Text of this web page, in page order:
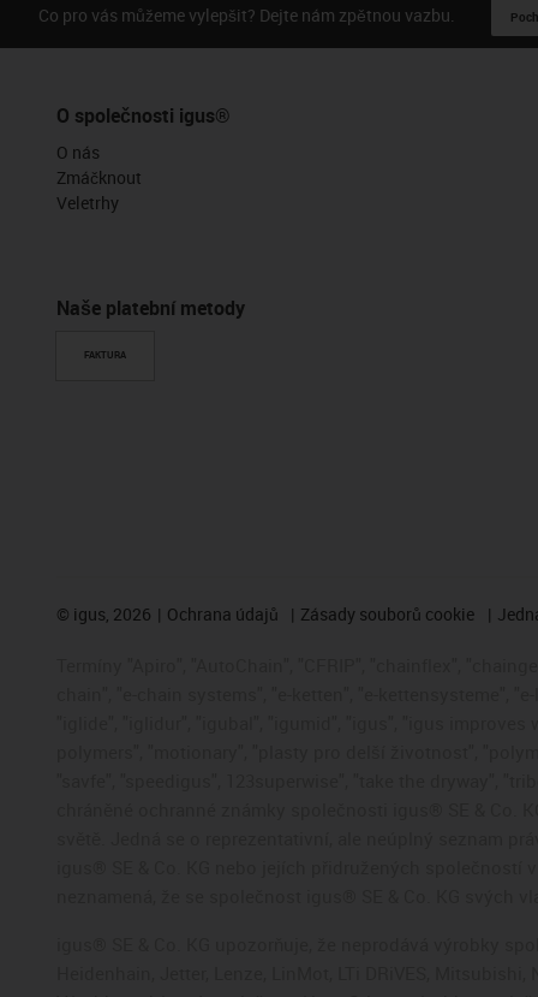
Co pro vás můžeme vylepšit? Dejte nám zpětnou vazbu.
O společnosti igus®
O nás
Zmáčknout
Veletrhy
Naše platební metody
FAKTURA
© igus, 2026 Ochrana údajů Zásady souborů cookie